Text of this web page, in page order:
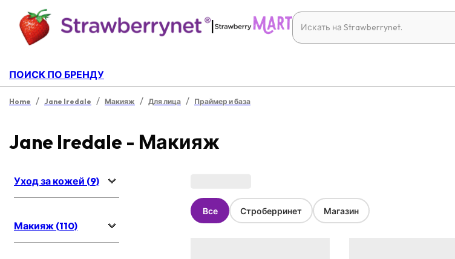
|
ПОИСК ПО БРЕНДУ
Home / Jane Iredale / Макияж / Для лица / Праймер и база
Jane Iredale - Макияж
Уход за кожей (9)
Макияж (110)
Все Строберринет Магазин